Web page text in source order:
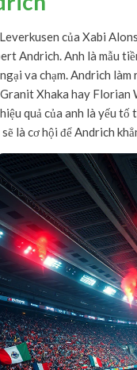
của Xabi
Andrich. Anh là mẫu
va chạm. Andrich
Xhaka hay Florian
quả của anh là yếu
là cơ hội để Andrich